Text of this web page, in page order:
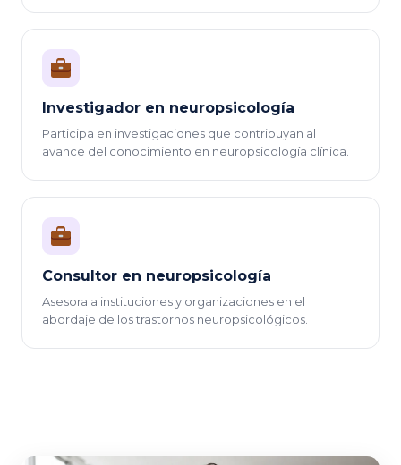
Investigador en neuropsicología
Participa en investigaciones que contribuyan al
avance del conocimiento en neuropsicología clínica.
Consultor en neuropsicología
Asesora a instituciones y organizaciones en el
abordaje de los trastornos neuropsicológicos.